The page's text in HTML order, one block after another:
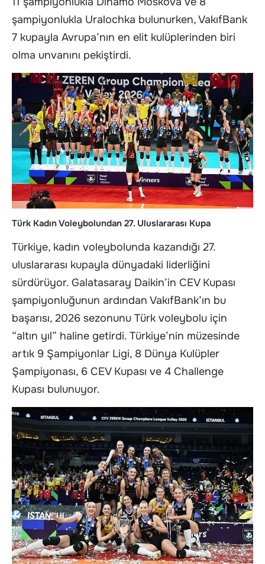
şampiyonlukla Uralochka bulunurken, VakıfBank
7 kupayla Avrupa’nın en elit kulüplerinden biri
olma unvanını pekiştirdi.
Türk Kadın Voleybolundan 27. Uluslararası Kupa
Türkiye, kadın voleybolunda kazandığı 27.
uluslararası kupayla dünyadaki liderliğini
sürdürüyor. Galatasaray Daikin’in CEV Kupası
şampiyonluğunun ardından VakıfBank’ın bu
başarısı, 2026 sezonunu Türk voleybolu için
“altın yıl” haline getirdi. Türkiye’nin müzesinde
artık 9 Şampiyonlar Ligi, 8 Dünya Kulüpler
Şampiyonası, 6 CEV Kupası ve 4 Challenge
Kupası bulunuyor.